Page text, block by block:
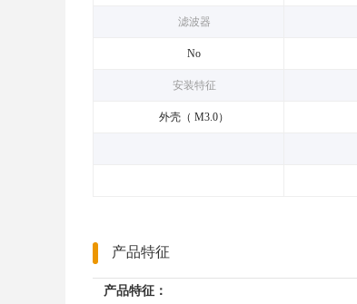
滤波器
No
安装特征
外壳（ M3.0）
产品特征
产品特征：